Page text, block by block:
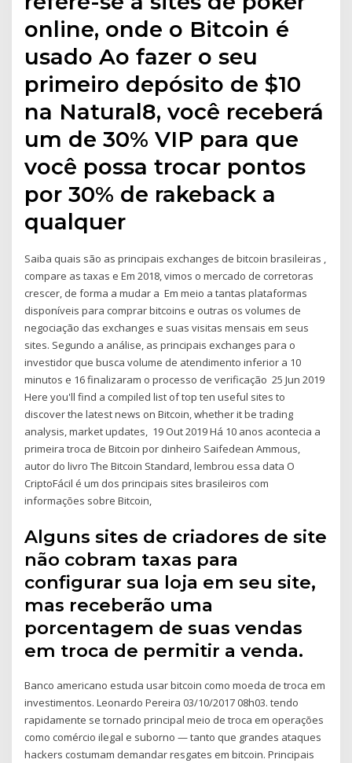
online, onde o Bitcoin é
usado Ao fazer o seu
primeiro depósito de $10
na Natural8, você receberá
um de 30% VIP para que
você possa trocar pontos
por 30% de rakeback a
qualquer
Saiba quais são as principais exchanges de bitcoin brasileiras ,
compare as taxas e Em 2018, vimos o mercado de corretoras
crescer, de forma a mudar a Em meio a tantas plataformas
disponíveis para comprar bitcoins e outras os volumes de
negociação das exchanges e suas visitas mensais em seus
sites. Segundo a análise, as principais exchanges para o
investidor que busca volume de atendimento inferior a 10
minutos e 16 finalizaram o processo de verificação 25 Jun 2019
Here you'll find a compiled list of top ten useful sites to
discover the latest news on Bitcoin, whether it be trading
analysis, market updates, 19 Out 2019 Há 10 anos acontecia a
primeira troca de Bitcoin por dinheiro Saifedean Ammous,
autor do livro The Bitcoin Standard, lembrou essa data O
CriptoFácil é um dos principais sites brasileiros com
informações sobre Bitcoin,
Alguns sites de criadores de site
não cobram taxas para
configurar sua loja em seu site,
mas receberão uma
porcentagem de suas vendas
em troca de permitir a venda.
Banco americano estuda usar bitcoin como moeda de troca em
investimentos. Leonardo Pereira 03/10/2017 08h03. tendo
rapidamente se tornado principal meio de troca em operações
como comércio ilegal e suborno — tanto que grandes ataques
hackers costumam demandar resgates em bitcoin. Principais